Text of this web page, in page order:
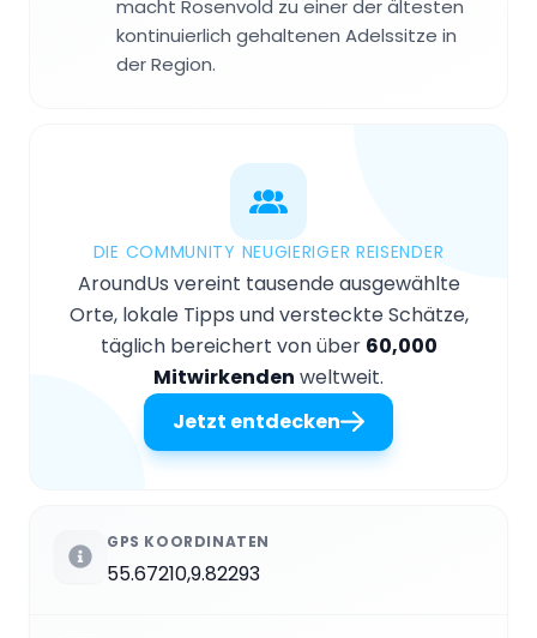
macht Rosenvold zu einer der ältesten
kontinuierlich gehaltenen Adelssitze in
der Region.
DIE COMMUNITY NEUGIERIGER REISENDER
AroundUs vereint tausende ausgewählte
Orte, lokale Tipps und versteckte Schätze,
täglich bereichert von über 60,000
Mitwirkenden weltweit.
Jetzt entdecken
GPS KOORDINATEN
55.67210,9.82293